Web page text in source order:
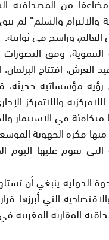
والالتزام والسلم” لم
وراسخ في ثوابته.
وفق التصورات
العرش، افتتاح
مؤسساتية حديثة،
واللاتمركز
متكافئة في الاستثمار
فكرة الجهوية
تقوم عليها اليوم
الدولية ينبغي أن
التي أبرزها
جدية ومصداقية المقاربة